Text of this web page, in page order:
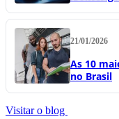
21/01/2026
As 10
no Brasil
Visitar o blog